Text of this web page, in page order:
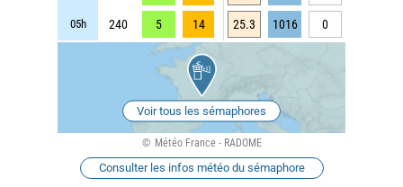
05h 240 5 14 25.3 1016 0
Voir tous les sémaphores
Météo France - RADOME
Consulter les infos météo du sémaphore